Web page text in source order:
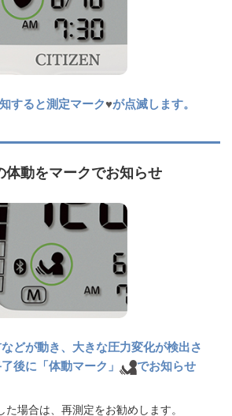
すると測定マーク♥が点滅します。
体動をマークでお知らせ
どが動き、大きな圧力変化が検出さ
後に「体動マーク」
でお知らせ
場合は、再測定をお勧めします。